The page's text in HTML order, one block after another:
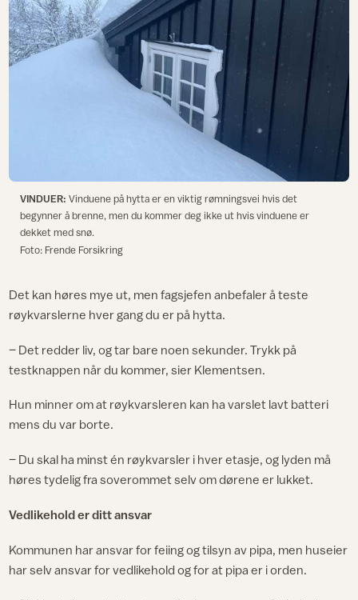
VINDUER: Vinduene på hytta er en viktig rømningsvei hvis det
begynner å brenne, men du kommer deg ikke ut hvis vinduene er
dekket med snø.
Foto: Frende Forsikring
Det kan høres mye ut, men fagsjefen anbefaler å teste
røykvarslerne hver gang du er på hytta.
– Det redder liv, og tar bare noen sekunder. Trykk på
testknappen når du kommer, sier Klementsen.
Hun minner om at røykvarsleren kan ha varslet lavt batteri
mens du var borte.
– Du skal ha minst én røykvarsler i hver etasje, og lyden må
høres tydelig fra soverommet selv om dørene er lukket.
Vedlikehold er ditt ansvar
Kommunen har ansvar for feiing og tilsyn av pipa, men huseier
har selv ansvar for vedlikehold og for at pipa er i orden.